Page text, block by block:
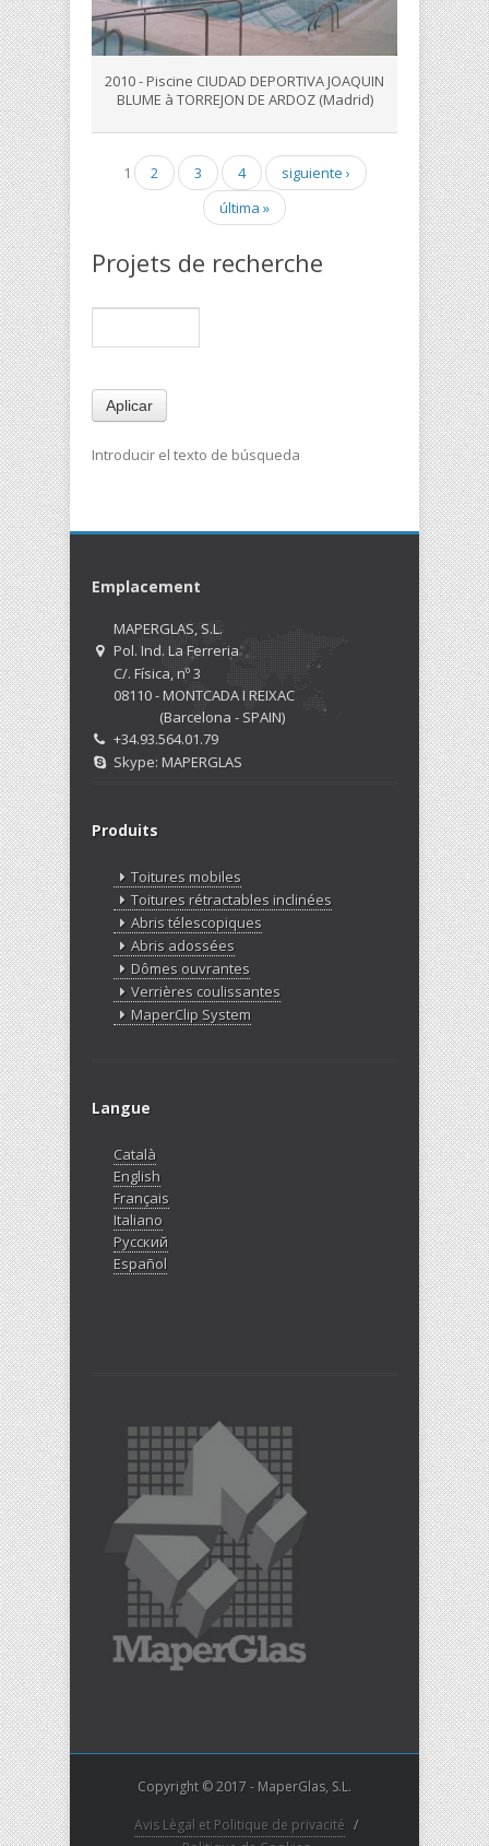
2010 - Piscine CIUDAD DEPORTIVA JOAQUIN
BLUME à TORREJON DE ARDOZ (Madrid)
Pages
1 2 3 4
siguiente ›
última »
Projets de recherche
Aplicar
Introducir el texto de búsqueda
Emplacement
MAPERGLAS, S.L.
Pol. Ind. La Ferreria
C/. Física, nº 3
08110 - MONTCADA I REIXAC
(Barcelona - SPAIN)
+34.93.564.01.79
Skype: MAPERGLAS
Produits
Toitures mobiles
Toitures rétractables inclinées
Abris télescopiques
Abris adossées
Dômes ouvrantes
Verrières coulissantes
MaperClip System
Langue
Català
English
Français
Italiano
Русский
Español
Copyright © 2017 - MaperGlas, S.L.
Avis Lègal et Politique de privacité /